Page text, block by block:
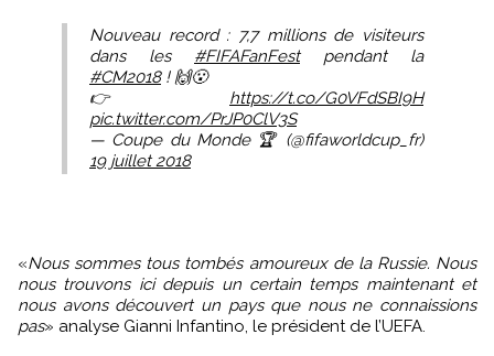
Nouveau record : 7,7 millions de visiteurs
dans les #FIFAFanFestpendant la
#CM2018! 🙌😮
👉 https://t.co/G0VFdSBI9H
pic.twitter.com/PrJP0ClV3S
— Coupe du Monde 🏆 (@fifaworldcup_fr)
19 juillet 2018
«Nous sommes tous tombés amoureux de la Russie. Nous
nous trouvons ici depuis un certain temps maintenant et
nous avons découvert un pays que nous ne connaissions
pas» analyse Gianni Infantino, le président de l’UEFA.